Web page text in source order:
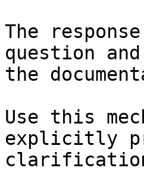
The
question
the
Use this
explicitly